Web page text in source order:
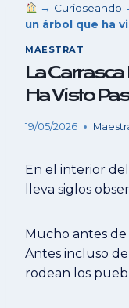
→ Curioseando
un árbol que ha
MAESTRAT
La Carrasca
Ha Visto
19/05/2026
En el interior
lleva siglos
Mucho antes
Antes incluso
rodean los